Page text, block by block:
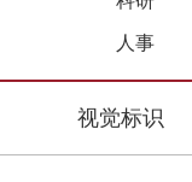
人事
视觉标识